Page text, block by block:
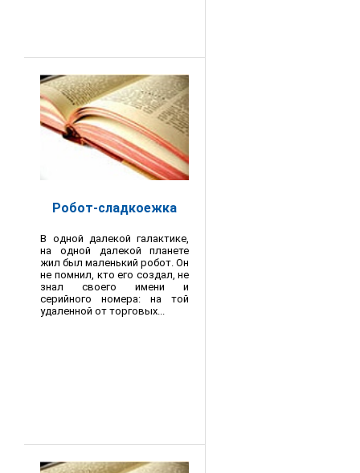
Робот-сладкоежка
В одной далекой галактике,
на одной далекой планете
жил был маленький робот. Он
не помнил, кто его создал, не
знал своего имени и
серийного номера: на той
удаленной от торговых...